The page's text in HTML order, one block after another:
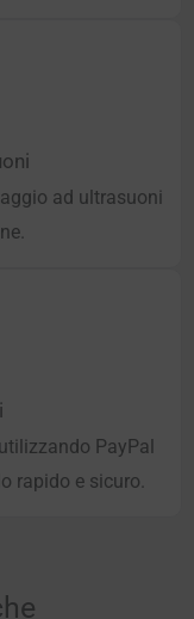
ad ultrasuoni
PayPal
rapido e sicuro.